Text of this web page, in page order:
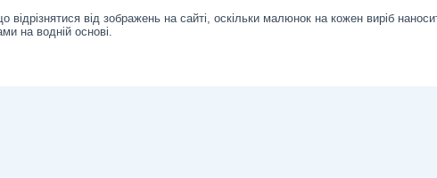
від зображень на сайті, оскільки малюнок на кожен виріб
на водній основі.